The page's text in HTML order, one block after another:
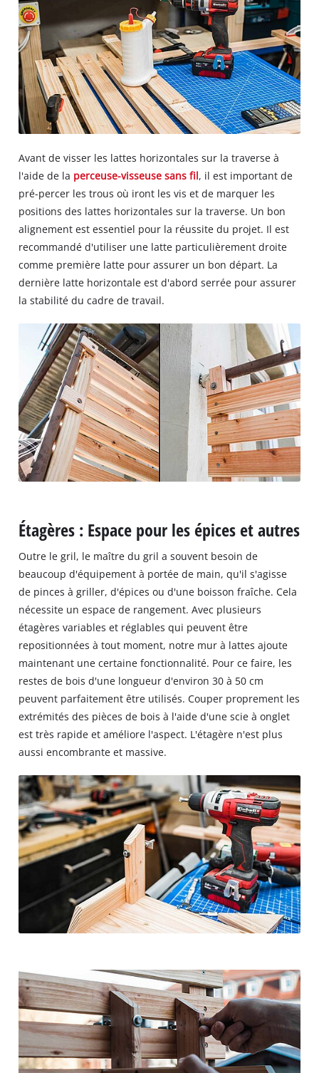
Avant de visser les lattes horizontales sur la traverse à
l'aide de la perceuse-visseuse sans fil, il est important de
pré-percer les trous où iront les vis et de marquer les
positions des lattes horizontales sur la traverse. Un bon
alignement est essentiel pour la réussite du projet. Il est
recommandé d'utiliser une latte particulièrement droite
comme première latte pour assurer un bon départ. La
dernière latte horizontale est d'abord serrée pour assurer
la stabilité du cadre de travail.
Étagères : Espace pour les épices et autres
Outre le gril, le maître du gril a souvent besoin de
beaucoup d'équipement à portée de main, qu'il s'agisse
de pinces à griller, d'épices ou d'une boisson fraîche. Cela
nécessite un espace de rangement. Avec plusieurs
étagères variables et réglables qui peuvent être
repositionnées à tout moment, notre mur à lattes ajoute
maintenant une certaine fonctionnalité. Pour ce faire, les
restes de bois d'une longueur d'environ 30 à 50 cm
peuvent parfaitement être utilisés. Couper proprement les
extrémités des pièces de bois à l'aide d'une scie à onglet
est très rapide et améliore l'aspect. L'étagère n'est plus
aussi encombrante et massive.